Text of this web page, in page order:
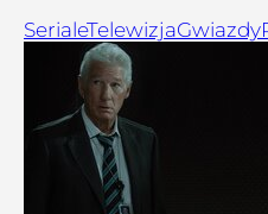
SerialeTelewizjaGwiazdy